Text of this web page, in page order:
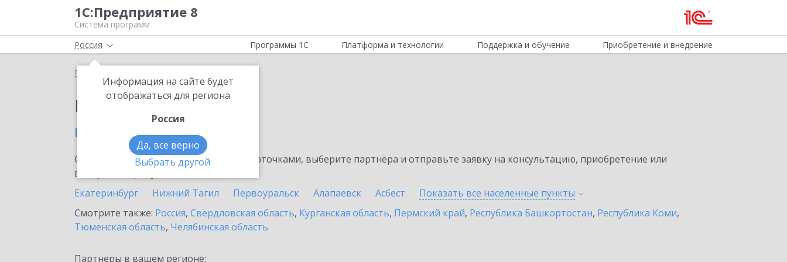
1С:Предприятие 8
Система программ
Россия
Информация на сайте будет
отображаться для региона
Россия
Да, все верно
Выбрать другой
Программы 1С Платформа и технологии Поддержка и обучение Приобретение и внедрение
Главная
Партнеры фирмы 1С
в Туринске
Ознакомьтесь с информационными карточками, выберите партнёра и отправьте заявку на консультацию, приобретение или
внедрение продукта.
Екатеринбург
Нижний Тагил Первоуральск Алапаевск Асбест Показать все населенные пункты
Смотрите также: Россия, Свердловская область, Курганская область, Пермский край, Республика Башкортостан, Республика Коми,
Тюменская область, Челябинская область
Партнеры в вашем регионе: